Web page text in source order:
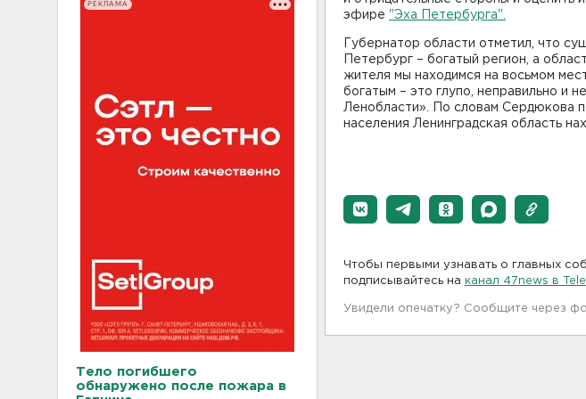
РЕКЛАМА
Тело погибшего
обнаружено после пожара в
эфире "Эха Петербурга".
Губернатор области отметил, что
Петербург – богатый регион, а
жителя мы находимся на восьмом
богатым – это глупо, неправильно и
Ленобласти». По словам Сердюкова
населения Ленинградская область
Чтобы первыми узнавать о главных
подписывайтесь на канал 47news в
Увидели опечатку? Сообщите через